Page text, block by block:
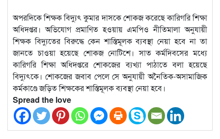
অপরদিকে শিক্ষক বিদ্যুৎ কুমার দাসকে শোকজ করেছে কারিগরি শিক্ষা
অধিদপ্তর। অভিযোগ প্রমাণিত হওয়ায় এমপিও নীতিমালা অনুযায়ী
শিক্ষক বিদ্যুতের বিরুদ্ধে কেন শাস্তিমূলক ব্যবস্থা নেয়া হবে না তা
জানতে চাওয়া হয়েছে শোকজ নোটিশে। সাত কর্মদিবসের মধ্যে
কারিগরি শিক্ষা অধিদপ্তরে শোকজের ব্যখ্যা পাঠাতে বলা হয়েছে
বিদ্যুৎকে। শোকজের জবাব পেলে সে অনুযায়ী অনৈতিক-অসামাজিক
কর্মকাণ্ডে জড়িত শিক্ষকের শাস্তিমূলক ব্যবস্থা নেয়া হবে।
Spread the love